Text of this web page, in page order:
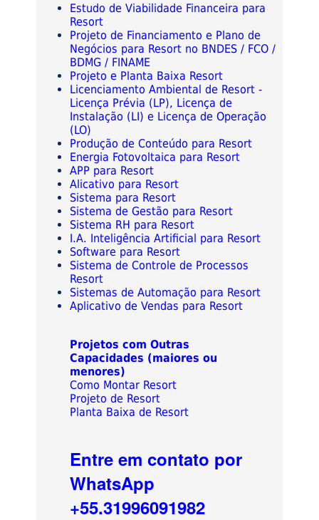
Estudo de Viabilidade Financeira para
Resort
Projeto de Financiamento e Plano de
Negócios para Resort no BNDES / FCO /
BDMG / FINAME
Projeto e Planta Baixa Resort
Licenciamento Ambiental de Resort -
Licença Prévia (LP), Licença de
Instalação (LI) e Licença de Operação
(LO)
Produção de Conteúdo para Resort
Energia Fotovoltaica para Resort
APP para Resort
Alicativo para Resort
Sistema para Resort
Sistema de Gestão para Resort
Sistema RH para Resort
I.A. Inteligência Artificial para Resort
Software para Resort
Sistema de Controle de Processos
Resort
Sistemas de Automação para Resort
Aplicativo de Vendas para Resort
Projetos com Outras
Capacidades (maiores ou
menores)
Como Montar Resort
Projeto de Resort
Planta Baixa de Resort
Entre em contato por
WhatsApp
+55.31996091982